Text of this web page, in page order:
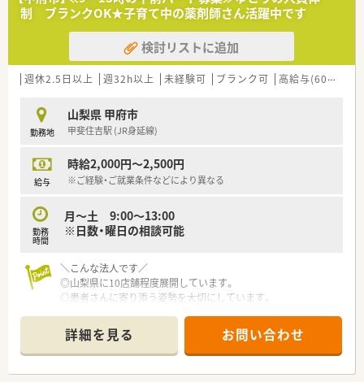
当しているため、現場の薬剤師が夜間に呼び出されることはあり
ません。
■地域支援体制加算の取得に前向きに取り組み、在宅業務やかか
りつけ薬剤師としての役割を積極的に担える方を求めていま
す。
■ドライブスルー対応などの多様な状況下で、優先順位を判断し
て臨機応変に動くことができる柔軟な対応力を持つ方は大歓迎
です。
【勤務実態について】
■全店舗で残業時間が月平均5時間から10時間程度と非常に少
なく、終業後のプライベートな時間を大切にすることが可能で
■年間休日は114日から116日確保されており、日曜と祝日に加
えた完全週休2日制のため、心身ともにリフレッシュできます。
暇と合わせて長期の休みを調整することも相談できる環境で
す。
■山梨県を中心に12店舗を展開しており、地域住民から最も信
頼される「かかりつけ薬局」となることを目指している法人で
す。
器を積極的に導入することで業務の効率化と安全性を両立して
います。
■カフェ併設型の店舗を運営するなど、従来の薬局の枠にとらわ
制 ブランクOK★子育て中の薬剤師さん活躍中です
検討リストに追加
週休2.5日以上 週32h以上 未経験可 ブランク可 高給与(600万円以上)
勤務地
山梨県 甲府市
甲斐住吉駅 (JR身延線)
給与
時給2,000円～2,500円
※ご経験・ご就業条件などにより異なる
勤務
時間
月～土 9:00～13:00
※日数・曜日の相談可能
＼こんな法人です／
◎山梨県に10店舗程度展開しています。
◎患者さんに寄り添う姿勢を大切にしています。
地域のかかりつけ薬局を目指しています
◎訪問在宅にも対応しています
◎カフェ併設店もあり、患者様が気軽に
健康相談へ来やすいような取り組みをしております
詳細を見る お問い合わせ